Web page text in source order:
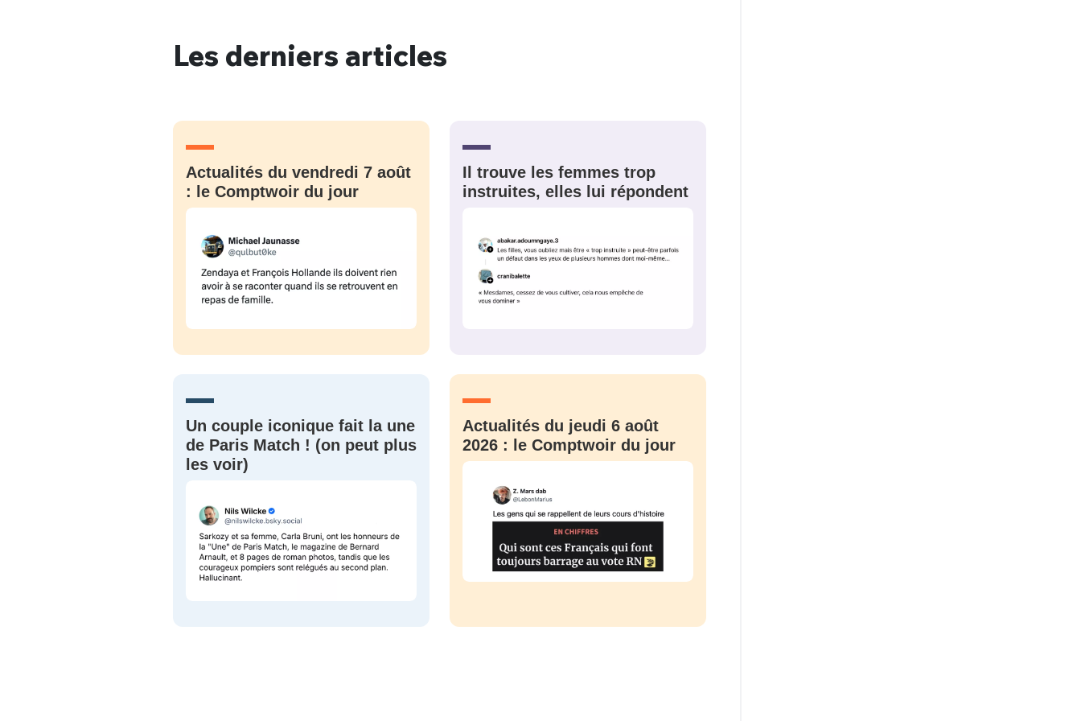
Les derniers articles
Actualités du vendredi 7 août
: le Comptwoir du jour
Il trouve les femmes trop
instruites, elles lui répondent
Un couple iconique fait la une
de Paris Match ! (on peut plus
les voir)
Actualités du jeudi 6 août
2026 : le Comptwoir du jour